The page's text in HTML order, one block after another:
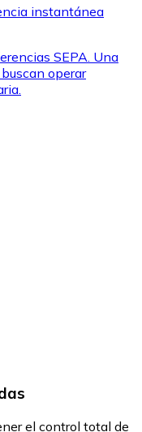
instantánea
SEPA. Una
operar
el control total de